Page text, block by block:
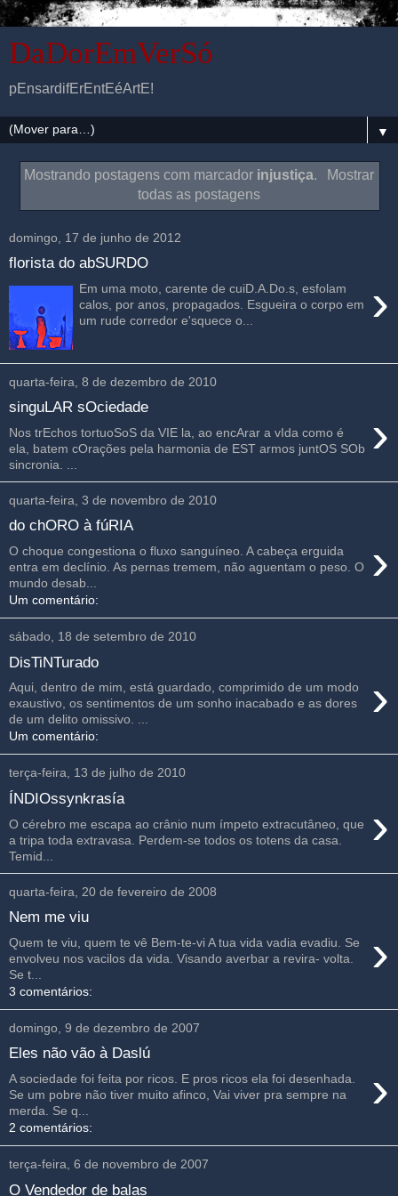
DaDorEmVerSó
pEnsardifErEntEéArtE!
▼
Mostrando postagens com marcador injustiça.
Mostrar
todas as postagens
domingo, 17 de junho de 2012
florista do abSURDO
›
Em uma moto, carente de cuiD.A.Do.s, esfolam
calos, por anos, propagados. Esgueira o corpo em
um rude corredor e'squece o...
quarta-feira, 8 de dezembro de 2010
singuLAR sOciedade ›
Nos trEchos tortuoSoS da VIE la, ao encArar a vIda como é
ela, batem cOrações pela harmonia de EST armos juntOS SOb
sincronia. ...
quarta-feira, 3 de novembro de 2010
do chORO à fúRIA
›
O choque congestiona o fluxo sanguíneo. A cabeça erguida
entra em declínio. As pernas tremem, não aguentam o peso. O
mundo desab...
Um comentário:
sábado, 18 de setembro de 2010
DisTiNTurado
›
Aqui, dentro de mim, está guardado, comprimido de um modo
exaustivo, os sentimentos de um sonho inacabado e as dores
de um delito omissivo. ...
Um comentário:
terça-feira, 13 de julho de 2010
ÍNDIOssynkrasía ›
O cérebro me escapa ao crânio num ímpeto extracutâneo, que
a tripa toda extravasa. Perdem-se todos os totens da casa.
Temid...
quarta-feira, 20 de fevereiro de 2008
Nem me viu
›
Quem te viu, quem te vê Bem-te-vi A tua vida vadia evadiu. Se
envolveu nos vacilos da vida. Visando averbar a revira- volta.
Se t...
3 comentários:
domingo, 9 de dezembro de 2007
Eles não vão à Daslú
›
A sociedade foi feita por ricos. E pros ricos ela foi desenhada.
Se um pobre não tiver muito afinco, Vai viver pra sempre na
merda. Se q...
2 comentários:
terça-feira, 6 de novembro de 2007
O Vendedor de balas